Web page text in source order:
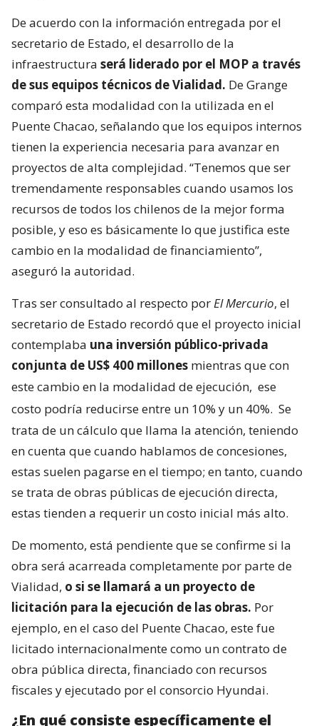
De acuerdo con la información entregada por el
secretario de Estado, el desarrollo de la
infraestructura será liderado por el MOP a través
de sus equipos técnicos de Vialidad. De Grange
comparó esta modalidad con la utilizada en el
Puente Chacao, señalando que los equipos internos
tienen la experiencia necesaria para avanzar en
proyectos de alta complejidad. “Tenemos que ser
tremendamente responsables cuando usamos los
recursos de todos los chilenos de la mejor forma
posible, y eso es básicamente lo que justifica este
cambio en la modalidad de financiamiento”,
aseguró la autoridad.
Tras ser consultado al respecto porEl Mercurio, el
secretario de Estado recordó que el proyecto inicial
contemplaba una inversión público-privada
conjunta de US$ 400 millones mientras que con
este cambio en la modalidad de ejecución, ese
costo podría reducirse entre un 10% y un 40%. Se
trata de un cálculo que llama la atención, teniendo
en cuenta que cuando hablamos de concesiones,
estas suelen pagarse en el tiempo; en tanto, cuando
se trata de obras públicas de ejecución directa,
estas tienden a requerir un costo inicial más alto.
De momento, está pendiente que se confirme si la
obra será acarreada completamente por parte de
Vialidad, o si se llamará a un proyecto de
licitación para la ejecución de las obras. Por
ejemplo, en el caso del Puente Chacao, este fue
licitado internacionalmente como un contrato de
obra pública directa, financiado con recursos
fiscales y ejecutado por el consorcio Hyundai.
¿En qué consiste específicamente el